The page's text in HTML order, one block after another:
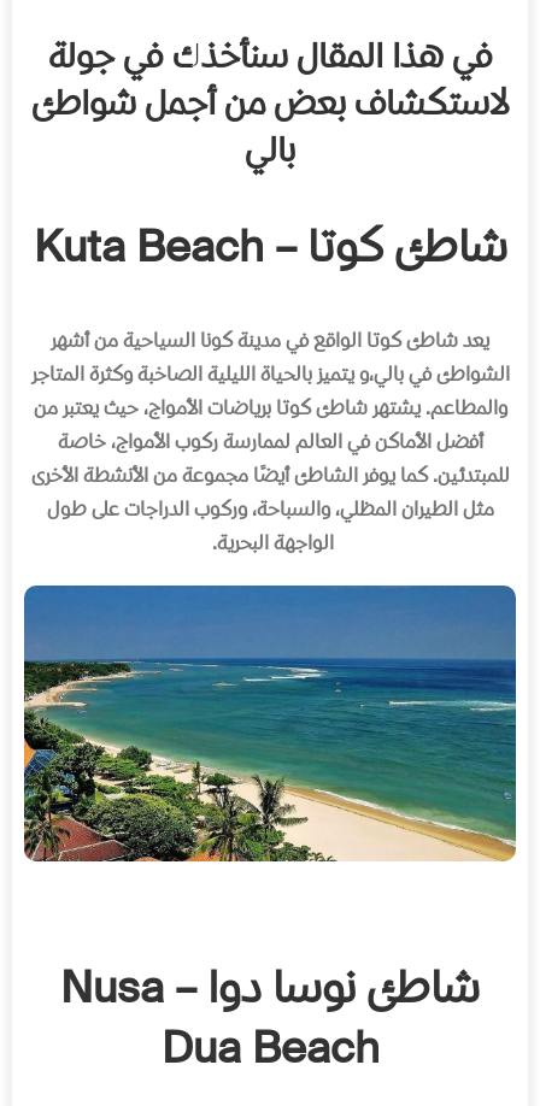
في هذا المقال سنأخذك في جولة
لاستكشاف بعض من أجمل شواطئ
بالي
شاطئ كوتا – Kuta Beach
يعد شاطئ كوتا الواقع في مدينة كونا السياحية من أشهر
الشواطئ في بالي،و يتميز بالحياة الليلية الصاخبة وكثرة المتاجر
والمطاعم.يشتهر شاطئ كوتا برياضات الأمواج، حيث يعتبر من
أفضل الأماكن في العالم لممارسة ركوب الأمواج، خاصة
للمبتدئين.كما يوفر الشاطئ أيضًا مجموعة من الأنشطة الأخرى
مثل الطيران المظلي، والسباحة، وركوب الدراجات على طول
الواجهة البحرية.
شاطئ نوسا دوا – Nusa
Dua Beach